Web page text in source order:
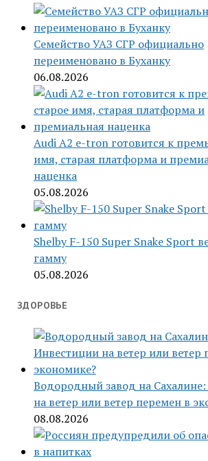
Семейство УАЗ СГР официально
переименовано в Буханку
06.08.2026
Audi A2 e-tron готовится к
имя, старая платформа и
наценка
05.08.2026
Shelby F-150 Super Snake Sport
гамму
05.08.2026
ЗДОРОВЬЕ
Водородный завод на
на ветер или ветер перемен в
08.08.2026